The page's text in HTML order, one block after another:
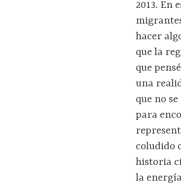
2013. En
hacer
que la
que
una
que no
para
coludido
historia
la